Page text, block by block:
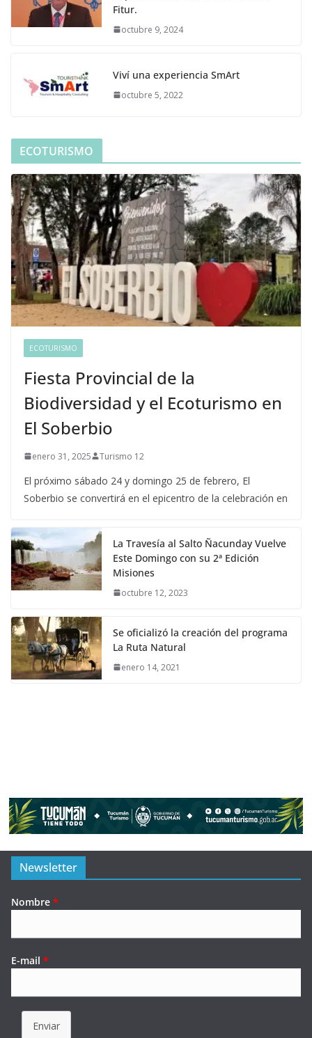
Fitur.
octubre 9, 2024
Viví una experiencia SmArt
octubre 5, 2022
ECOTURISMO
ECOTURISMO
Fiesta Provincial de la
Biodiversidad y el Ecoturismo en
El Soberbio
enero 31, 2025 Turismo 12
El próximo sábado 24 y domingo 25 de febrero, El
Soberbio se convertirá en el epicentro de la celebración en
La Travesía al Salto Ñacunday Vuelve
Este Domingo con su 2ª Edición
Misiones
octubre 12, 2023
Se oficializó la creación del programa
La Ruta Natural
enero 14, 2021
Newsletter
Nombre *
E-mail *
Enviar